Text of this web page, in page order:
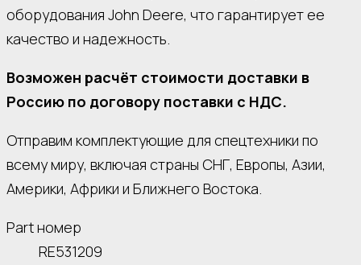
оборудования John Deere, что гарантирует ее
качество и надежность.
Возможен расчёт стоимости доставки в
Россию по договору поставки с НДС.
Отправим комплектующие для спецтехники по
всему миру, включая страны СНГ, Европы, Азии,
Америки, Африки и Ближнего Востока.
Part номер
RE531209